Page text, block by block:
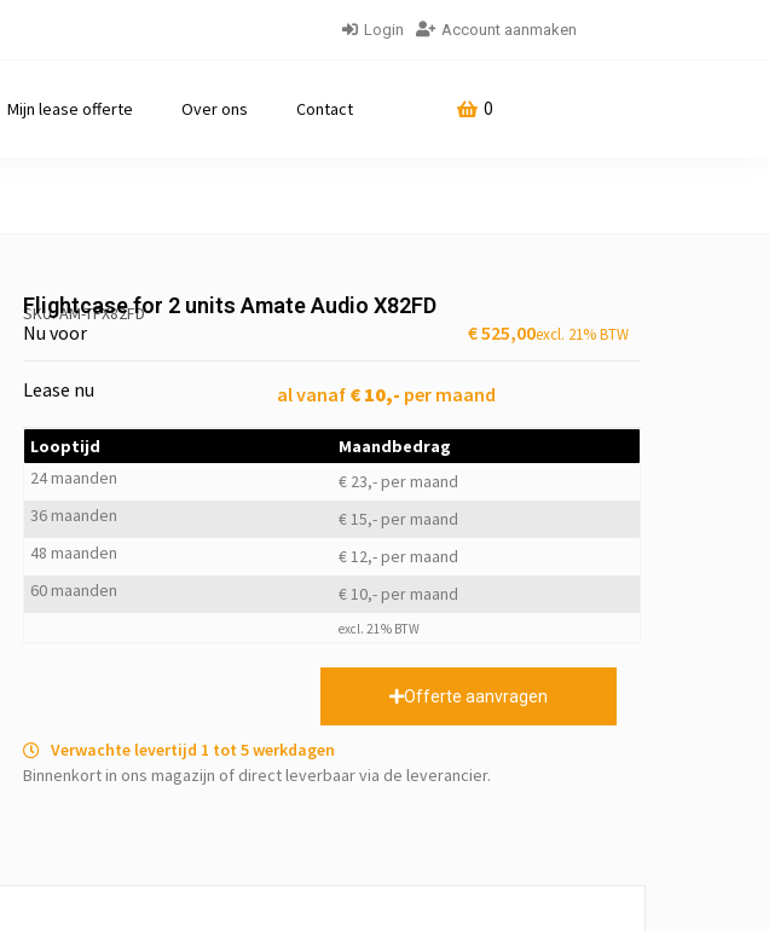
Login Account aanmaken
Mijn lease offerte Over ons Contact 0
Flightcase for 2 units Amate Audio X82FD
SKU: AM-TFX82FD
Nu voor €525,00excl. 21% BTW
Lease nu al vanaf € 10,- per maand
Looptijd
Maandbedrag
24 maanden
€ 23,- per maand
36 maanden
€ 15,- per maand
48 maanden
€ 12,- per maand
60 maanden
€ 10,- per maand
excl. 21% BTW
Offerte aanvragen
Verwachte levertijd 1 tot 5 werkdagen
Binnenkort in ons magazijn of direct leverbaar via de leverancier.